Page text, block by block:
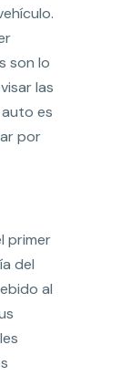
son lo
las
es
por
primer
del
al